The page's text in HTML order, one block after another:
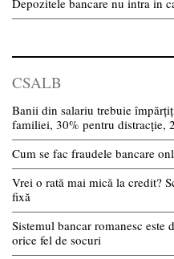
Depozitele bancare nu intra in
CSALB
Banii din salariu trebuie
familiei, 30% pentru distracție,
Cum se fac fraudele bancare
Vrei o rată mai mică la credit?
fixă
Sistemul bancar romanesc este
orice fel de socuri